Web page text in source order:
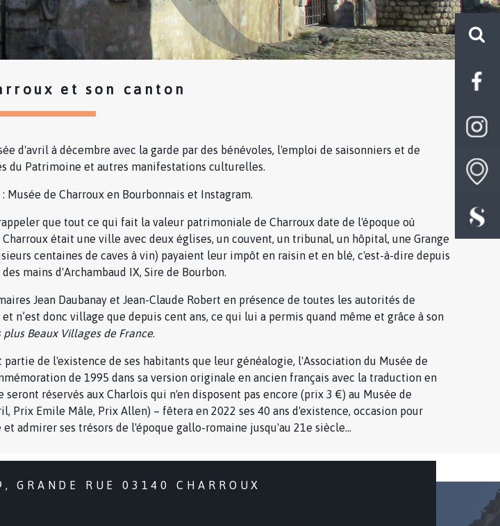
et son canton
d'avril à décembre avec la garde par des bénévoles, l'emploi de saisonniers et de
du Patrimoine et autres manifestations culturelles.
Musée de Charroux en Bourbonnais et Instagram.
que tout ce qui fait la valeur patrimoniale de Charroux date de l'époque où
était une ville avec deux églises, un couvent, un tribunal, un hôpital, une Grange
centaines de caves à vin) payaient leur impôt en raisin et en blé, c'est-à-dire depuis
mains d'Archambaud IX, Sire de Bourbon.
Jean Daubanay et Jean-Claude Robert en présence de toutes les autorités de
n’est donc village que depuis cent ans, ce qui lui a permis quand même et grâce à son
plus Beaux Villages de France.
de l'existence de ses habitants que leur généalogie, l'Association du Musée de
de 1995 dans sa version originale en ancien français avec la traduction en
réservés aux Charlois qui n'en disposent pas encore (prix 3 €) au Musée de
Prix Emile Mâle, Prix Allen) – fêtera en 2022 ses 40 ans d'existence, occasion pour
admirer ses trésors de l'époque gallo-romaine jusqu'au 21e siècle...
GRANDE RUE 03140 CHARROUX